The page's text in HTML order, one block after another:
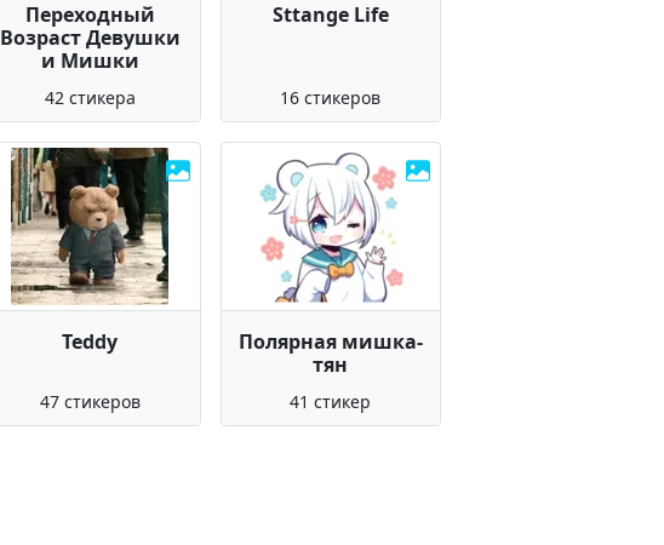
Переходный
Возраст Девушки
и Мишки
42 стикера
Sttange Life
16 стикеров
Teddy
47 стикеров
Полярная мишка-
тян
41 стикер